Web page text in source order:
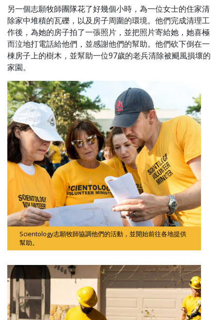
另一個志願牧師團隊花了好幾個小時，為一位女士的住家清
除家中堆積的瓦礫，以及房子周圍的環境。他們完成清理工
作後，為她的房子拍了一張照片，並把照片寄給她，她喜極
而泣地打電話給他們，並感謝他們的幫助。他們砍下倒在一
棟房子上的樹木，並幫助一位97歲的老兵清除被颶風損壞的
家園。
Scientology志願牧師協調他們的活動，並開始前往各地提供
幫助。